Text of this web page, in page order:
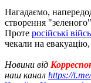
Нагадаємо,
створення
Проте російські
чекали на
Новини від
наш канал https://